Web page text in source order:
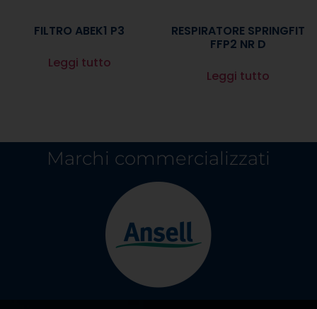
FILTRO ABEK1 P3
Leggi tutto
RESPIRATORE SPRINGFIT
FFP2 NR D
Leggi tutto
Marchi commercializzati